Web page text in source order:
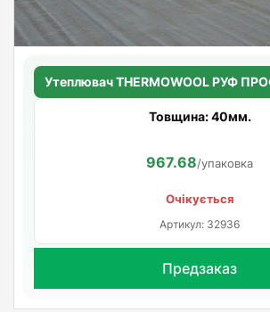
Утеплювач THERMOWOOL РУФ
Товщина: 40мм.
967.68/упаковка
Очікується
Артикул: 32936
Предзаказ